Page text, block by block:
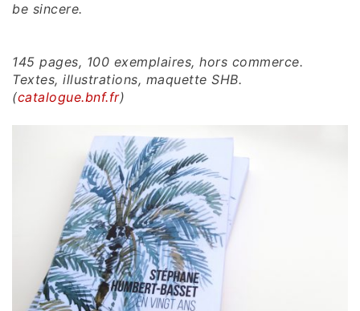
be sincere.
145 pages, 100 exemplaires, hors commerce.
Textes, illustrations, maquette SHB.
(catalogue.bnf.fr)